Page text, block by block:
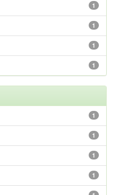
1
1
1
1
1
1
1
1